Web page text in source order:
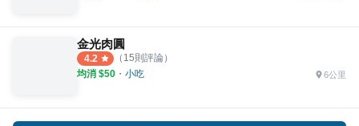
金光肉圓
4.2 （ 15則評論）
均消 $50 ・ 小吃 6公里